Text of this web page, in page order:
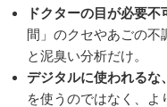
ドクターの目が必要不
間」のクセやあごの不
と泥臭い分析だけ。
デジタルに使われるな
を使うのではなく、